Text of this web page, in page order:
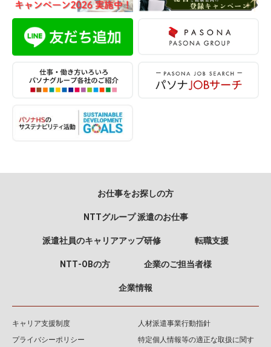
お仕事をお探しの方
NTTグループ 派遣のお仕事
派遣社員のキャリアアップ研修 転職支援
NTT‐OBの方 企業のご担当者様
企業情報
キャリア支援制度
人材派遣事業行動指針
プライバシーポリシー
特定個人情報等の適正な取扱に関す